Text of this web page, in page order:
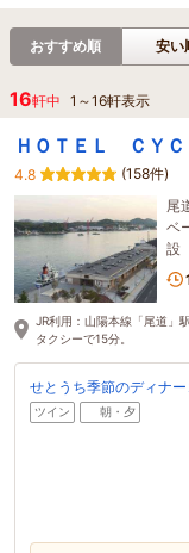
おすすめ順 安い
16軒中 1 ～16軒表示
ＨＯＴＥＬ ＣＹＣ
4.8
(158件)
尾
ベ
設
JR利用：山陽本線「尾道」
タクシーで15分。
せとうち季節のディナ
ツイン 朝・夕